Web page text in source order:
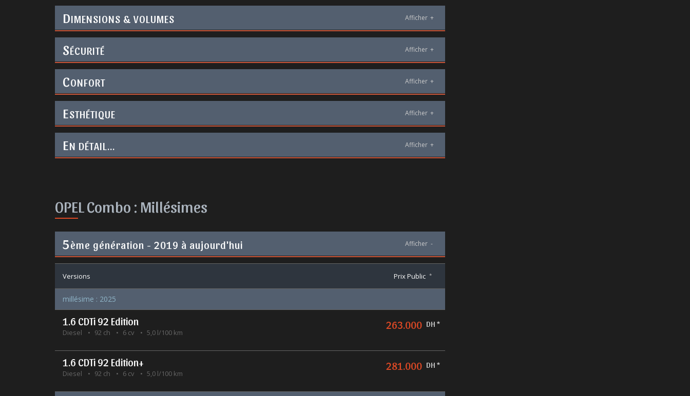
DIMENSIONS & VOLUMES Afficher +
SÉCURITÉ Afficher +
CONFORT Afficher +
ESTHÉTIQUE Afficher +
EN DÉTAIL... Afficher +
OPEL Combo : Millésimes
5ème génération - 2019 à aujourd'hui Afficher -
Versions Prix Public *
millésime : 2025
1.6 CDTi 92 Edition
Diesel 92 ch 6 cv 5,0 l/100 km
263.000 DH *
1.6 CDTi 92 Edition+
Diesel 92 ch 6 cv 5,0 l/100 km
281.000 DH *